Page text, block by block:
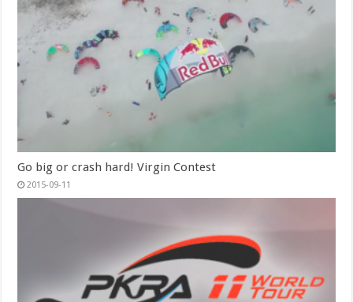
Go big or crash hard! Virgin Contest
2015-09-11